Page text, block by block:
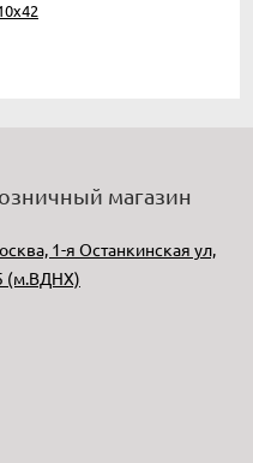
магазин
1-я Останкинская ул,
(м.ВДНХ)